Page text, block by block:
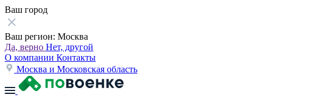
Ваш город
Ваш регион: Москва
Да, верно Нет, другой
О компании Контакты
Москва и Московская область